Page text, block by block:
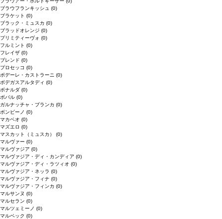
ブラウフランキッシュ (0)
ブラケット (0)
ブラック・ミュスカ (0)
ブラッドオレンジ (0)
プリミティーヴォ (0)
フルミント (0)
フレイザ (0)
ブレンド (0)
プロセッコ (0)
ポデーレ・カストラーニ (0)
ボデガスアルタディ (0)
ボナルダ (0)
ボバル (0)
ガルナッチャ・ブランカ (0)
ボンビーノ (0)
マカベオ (0)
マズエロ (0)
マスカット（ミュスカ） (0)
マルヴァー (0)
マルヴァジア (0)
マルヴァジア・ディ・カンディア (0)
マルヴァジア・ディ・ラツィオ (0)
マルヴァジア・ネッラ (0)
マルヴァジア・フィナ (0)
マルヴァジア・フィンカ (0)
マルサンヌ (0)
マルセラン (0)
マルツェミーノ (0)
マルベック (0)